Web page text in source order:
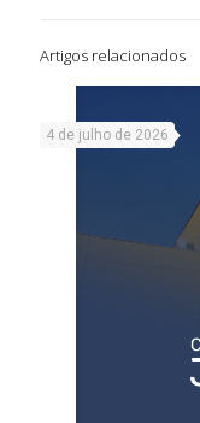
Artigos relacionados
4 de julho de 2026